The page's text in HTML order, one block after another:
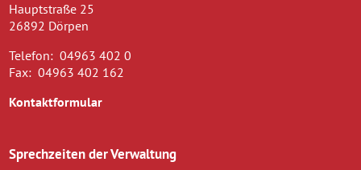
Hauptstraße 25
26892 Dörpen
Telefon: 04963 402 0
Fax: 04963 402 162
Kontaktformular
Sprechzeiten der Verwaltung